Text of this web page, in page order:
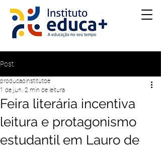
Post
Feira literária incentiva
leitura e protagonismo
estudantil em Lauro de
producaoinstitutoe
1 de jun. 2 min de leitura